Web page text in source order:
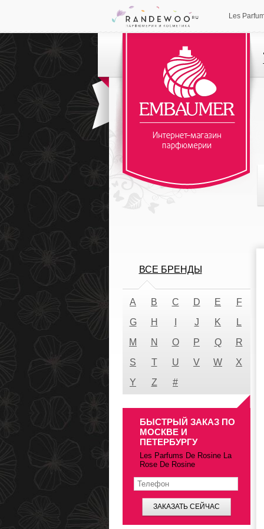
Les
ВСЕ БРЕНДЫ
A B C D E
F
G
H J K
L
M
N O P Q
R
S
T U V W
X
Y
Z #
БЫСТРЫЙ ЗАКАЗ ПО
МОСКВЕ И
ПЕТЕРБУРГУ
Les Parfums De Rosine La
Rose De Rosine
ЗАКАЗАТЬ СЕЙЧАС